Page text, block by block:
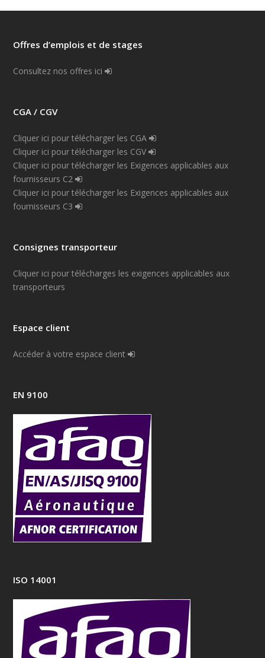
Offres d’emplois et de stages
Consultez nos offres ici
CGA / CGV
Cliquer ici pour télécharger les CGA
Cliquer ici pour télécharger les CGV
Cliquer ici pour télécharger les Exigences applicables aux
fournisseurs C2
Cliquer ici pour télécharger les Exigences applicables aux
fournisseurs C3
Consignes transporteur
Cliquer ici pour télécharges les exigences applicables aux
transporteurs
Espace client
Accéder à votre espace client
EN 9100
ISO 14001